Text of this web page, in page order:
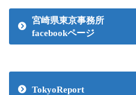
宮崎県東京事務所
facebookページ
TokyoReport